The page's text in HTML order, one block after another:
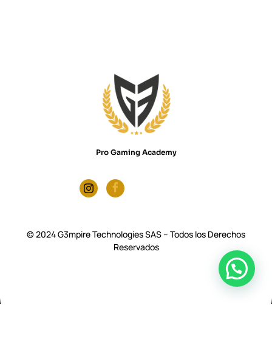
Pro Gaming Academy
© 2024 G3mpire Technologies SAS – Todos los Derechos
Reservados